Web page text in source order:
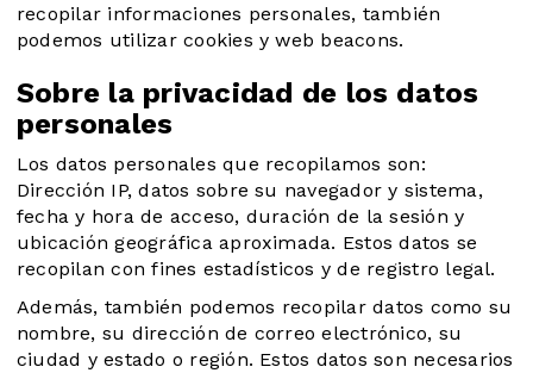
recopilar informaciones personales, también
podemos utilizar cookies y web beacons.
Sobre la privacidad de los datos
personales
Los datos personales que recopilamos son:
Dirección IP, datos sobre su navegador y sistema,
fecha y hora de acceso, duración de la sesión y
ubicación geográfica aproximada. Estos datos se
recopilan con fines estadísticos y de registro legal.
Además, también podemos recopilar datos como su
nombre, su dirección de correo electrónico, su
ciudad y estado o región. Estos datos son necesarios